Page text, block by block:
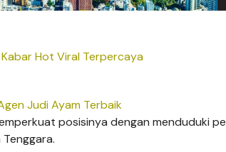
Hot Viral Terpercaya
Judi Ayam Terbaik
posisinya dengan menduduki